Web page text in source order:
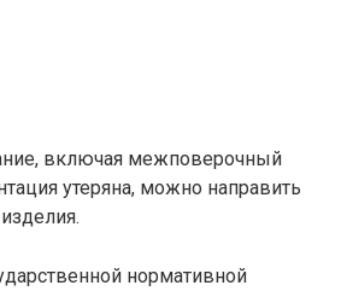
включая межповерочный
утеряна, можно направить
нормативной